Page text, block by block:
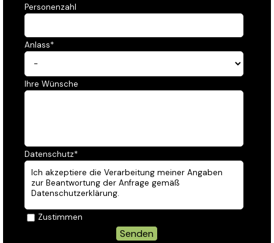
Personenzahl
Anlass*
Ihre Wünsche
Datenschutz*
Ich akzeptiere die Verarbeitung meiner Angaben
zur Beantwortung der Anfrage gemäß
Datenschutzerklärung.
Zustimmen